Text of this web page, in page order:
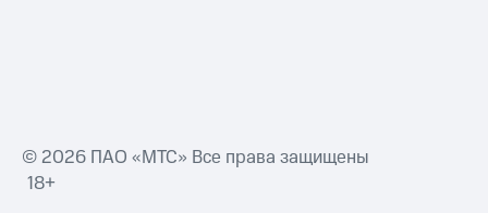
© 2026 ПАО «МТС» Все права защищены
18+